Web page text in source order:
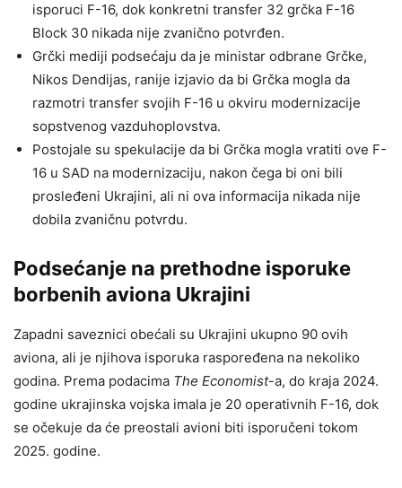
isporuci F-16, dok konkretni transfer 32 grčka F-16
Block 30 nikada nije zvanično potvrđen.
Grčki mediji podsećaju da je ministar odbrane Grčke,
Nikos Dendijas, ranije izjavio da bi Grčka mogla da
razmotri transfer svojih F-16 u okviru modernizacije
sopstvenog vazduhoplovstva.
Postojale su spekulacije da bi Grčka mogla vratiti ove F-
16 u SAD na modernizaciju, nakon čega bi oni bili
prosleđeni Ukrajini, ali ni ova informacija nikada nije
dobila zvaničnu potvrdu.
Podsećanje na prethodne isporuke
borbenih aviona Ukrajini
Zapadni saveznici obećali su Ukrajini ukupno 90 ovih
aviona, ali je njihova isporuka raspoređena na nekoliko
godina. Prema podacima The Economist-a, do kraja 2024.
godine ukrajinska vojska imala je 20 operativnih F-16, dok
se očekuje da će preostali avioni biti isporučeni tokom
2025. godine.